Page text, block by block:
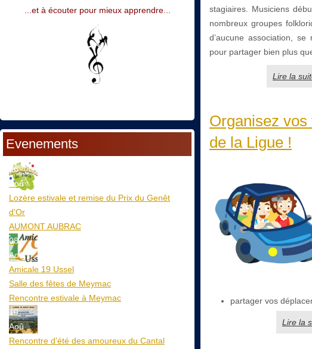
...et à écouter pour mieux apprendre...
Evenements
06
Aoû
Lozère estivale et remise du Prix du Genêt
d'Or
AUMONT AUBRAC
08
Aoû
Amicale 19 Ussel
Salle des fêtes de Meymac
Rencontre estivale à Meymac
10
Aoû
Rencontre d'été des amoureux du Cantal
stagiaires. Musiciens
nombreux groupes
d’aucune association,
pour partager bien plus
Lire la
Organisez
de la Ligue !
partager vos
Lire la